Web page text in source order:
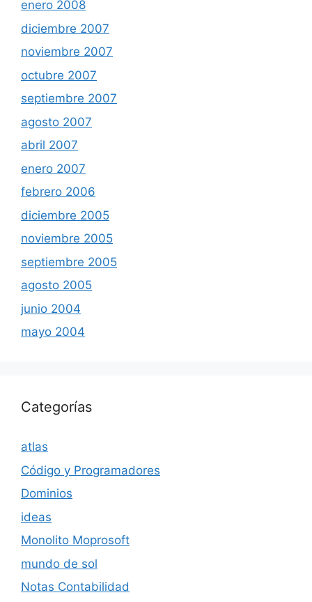
enero 2008
diciembre 2007
noviembre 2007
octubre 2007
septiembre 2007
agosto 2007
abril 2007
enero 2007
febrero 2006
diciembre 2005
noviembre 2005
septiembre 2005
agosto 2005
junio 2004
mayo 2004
Categorías
atlas
Código y Programadores
Dominios
ideas
Monolito Moprosoft
mundo de sol
Notas Contabilidad